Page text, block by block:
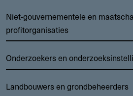
Niet-gouvernementele en
profitorganisaties
Onderzoekers en
Landbouwers en grondbeheerders